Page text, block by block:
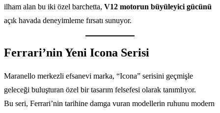
ilham alan bu iki özel barchetta, V12 motorun büyüleyici gücünü
açık havada deneyimleme fırsatı sunuyor.
Ferrari’nin Yeni Icona Serisi
Maranello merkezli efsanevi marka, “Icona” serisini geçmişle
geleceği buluşturan özel bir tasarım felsefesi olarak tanımlıyor.
Bu seri, Ferrari’nin tarihine damga vuran modellerin ruhunu modern